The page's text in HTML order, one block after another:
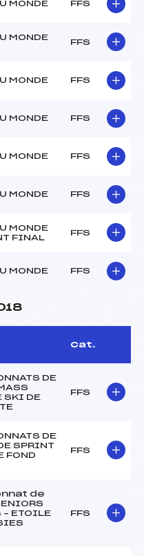
MONDE FFS
MONDE
FFS
MONDE FFS
MONDE FFS
MONDE FFS
MONDE FFS
MONDE
FINAL
FFS
MONDE FFS
Cat.
DE
SKI DE
FFS
DE
SPRINT
FOND
FFS
de
ETOILE
FFS